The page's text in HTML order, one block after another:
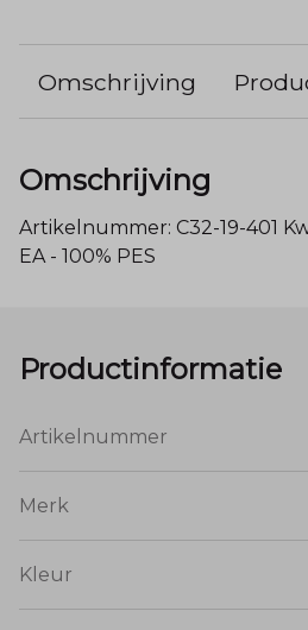
Omschrijving
Omschrijving
Artikelnummer: C32-19-401
EA - 100% PES
Productinformatie
Artikelnummer
Merk
Kleur